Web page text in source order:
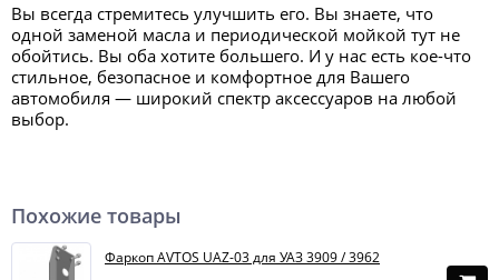
Вы всегда стремитесь улучшить его. Вы знаете, что
одной заменой масла и периодической мойкой тут не
обойтись. Вы оба хотите большего. И у нас есть кое-что
стильное, безопасное и комфортное для Вашего
автомобиля — широкий спектр аксессуаров на любой
выбор.
Похожие товары
Фаркоп AVTOS UAZ-03 для УАЗ 3909 / 3962